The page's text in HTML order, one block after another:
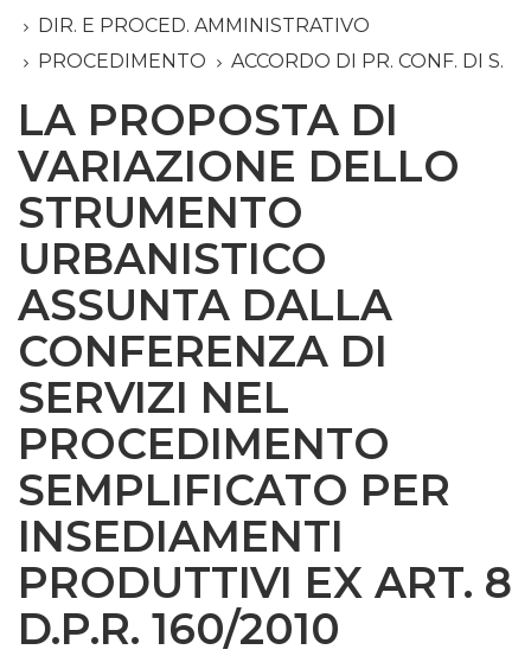
DIR. E PROCED. AMMINISTRATIVO
PROCEDIMENTO
ACCORDO DI PR. CONF. DI S.
LA PROPOSTA DI
VARIAZIONE DELLO
STRUMENTO
URBANISTICO
ASSUNTA DALLA
CONFERENZA DI
SERVIZI NEL
PROCEDIMENTO
SEMPLIFICATO PER
INSEDIAMENTI
PRODUTTIVI EX ART. 8
D.P.R. 160/2010